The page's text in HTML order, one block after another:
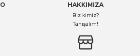
HAKKIMIZA
Biz kimiz?
Tanışalım!